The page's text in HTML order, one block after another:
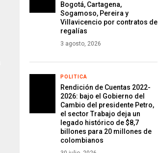
Bogotá, Cartagena,
Sogamoso, Pereira y
Villavicencio por contratos de
regalías
3 agosto, 2026
POLITICA
Rendición de Cuentas 2022-
2026: bajo el Gobierno del
Cambio del presidente Petro,
el sector Trabajo deja un
legado histórico de $8,7
billones para 20 millones de
colombianos